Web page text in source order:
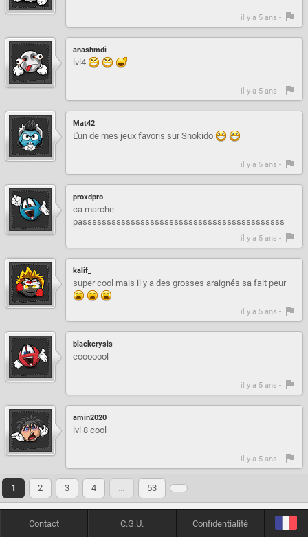
il y a 5 ans -
anashmdi
lvl4
il y a 5 ans -
Mat42
L'un de mes jeux favoris sur Snokido
il y a 5 ans -
proxdpro
ca marche
passssssssssssssssssssssssssssssssssssssssss
il y a 5 ans -
kalif_
super cool mais il y a des grosses araignés sa fait peur
il y a 5 ans -
blackcrysis
cooooool
il y a 5 ans -
amin2020
lvl 8 cool
il y a 5 ans -
1 2 3 4 … 53
Contact C.G.U. Confidentialité